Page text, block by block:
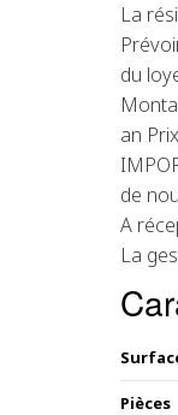
La
du
an
de
A
La
Pièces